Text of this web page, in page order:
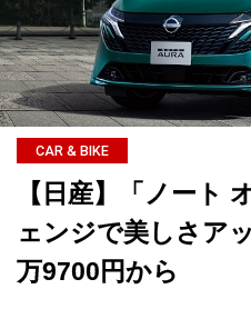
CAR & BIKE
【日産】「ノート
ェンジで美しさア
万9700円から